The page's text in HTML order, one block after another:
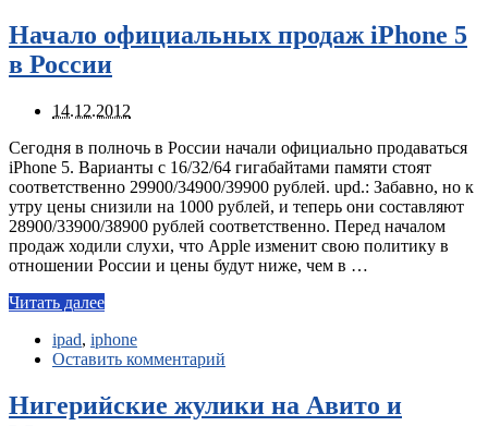
Начало официальных продаж iPhone 5
в России
14.12.2012
Сегодня в полночь в России начали официально продаваться
iPhone 5. Варианты с 16/32/64 гигабайтами памяти стоят
соответственно 29900/34900/39900 рублей. upd.: Забавно, но к
утру цены снизили на 1000 рублей, и теперь они составляют
28900/33900/38900 рублей соответственно. Перед началом
продаж ходили слухи, что Apple изменит свою политику в
отношении России и цены будут ниже, чем в …
Читать далее
ipad, iphone
Оставить комментарий
Нигерийские жулики на Авито и